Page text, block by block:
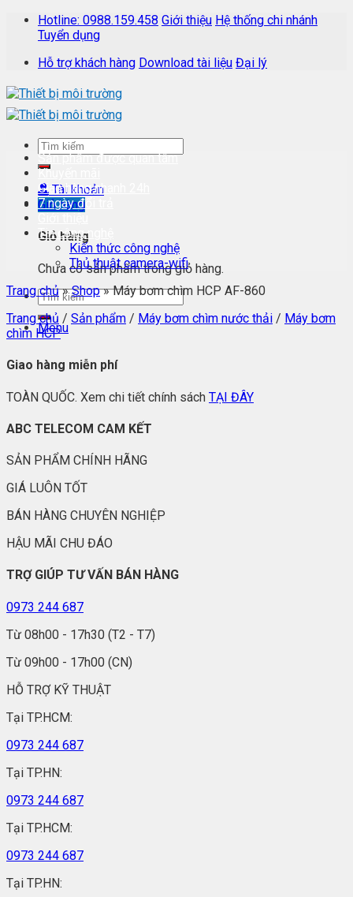
Skip
Hotline: 0988.159.458 Giới thiệu Hệ thống chi nhánh
Tuyển dụng
Hỗ trợ khách hàng Download tài liệu Đại lý
Tài khoản
Giỏ hàng
Giỏ hàng
Chưa có sản phẩm trong giỏ hàng.
Menu
Sản phẩm được quan tâm
Khuyến mãi
Giao hàng nhanh 24h
7 ngày đổi trả
Tin công nghệ
Kiến thức công nghệ
Thủ thuật camera-wifi
Trang chủ»Shop»Máy bơm chìm HCP AF-860
Trang chủ / Sản phẩm / Máy bơm chìm nước thải / Máy bơm
chìm HCP
Giao hàng miễn phí
TOÀN QUỐC. Xem chi tiết chính sách TẠI ĐÂY
ABC TELECOM CAM KẾT
SẢN PHẨM CHÍNH HÃNG
GIÁ LUÔN TỐT
BÁN HÀNG CHUYÊN NGHIỆP
HẬU MÃI CHU ĐÁO
TRỢ GIÚP TƯ VẤN BÁN HÀNG
0973 244 687
Từ 08h00 - 17h30 (T2 - T7)
Từ 09h00 - 17h00 (CN)
HỖ TRỢ KỸ THUẬT
Tại TP.HCM:
0973 244 687
Tại TP.HN:
0973 244 687
Tại TP.HCM:
0973 244 687
Tại TP.HN: